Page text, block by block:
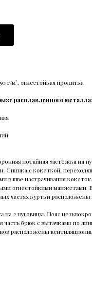
г/м², огнестойкая пропитка
расплавленного металла:
потайная застёжка на
Спинка с кокеткой,
в шве настрачивания
огнестойкими манжетами.
частях куртки
на 2 пуговицы. Пояс
часть брюк с вытачками по
расположены